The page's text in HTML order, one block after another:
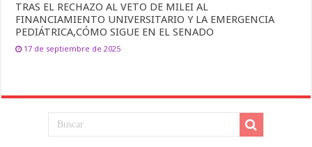
TRAS EL RECHAZO AL VETO DE MILEI AL
FINANCIAMIENTO UNIVERSITARIO Y LA EMERGENCIA
PEDIÁTRICA,CÓMO SIGUE EN EL SENADO
17 de septiembre de 2025